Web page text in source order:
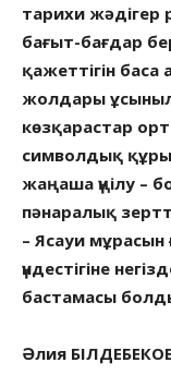
тарихи жәдігер
бағыт-бағдар
қажеттігін
жолдары
көзқарастар
символдық
жаңаша үңілу –
пәнаралық
– Ясауи
үндестігіне
бастамасы
Әлия